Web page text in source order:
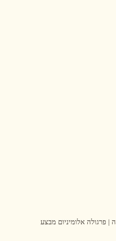
| פרגולה אלומיניום מבצע